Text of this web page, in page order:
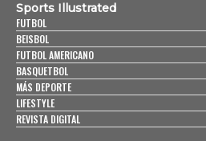
Sports Illustrated
FUTBOL
BEISBOL
FUTBOL AMERICANO
BASQUETBOL
MÁS DEPORTE
LIFESTYLE
REVISTA DIGITAL